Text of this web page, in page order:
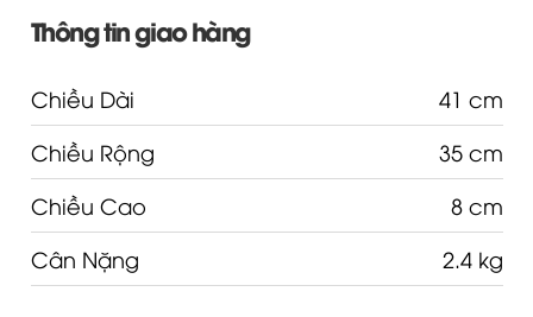
Thông tin giao hàng
Chiều Dài
41 cm
Chiều Rộng
35 cm
Chiều Cao
8 cm
Cân Nặng
2.4 kg